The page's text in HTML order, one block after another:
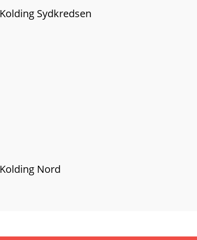
Kolding Sydkredsen
Kolding Nord